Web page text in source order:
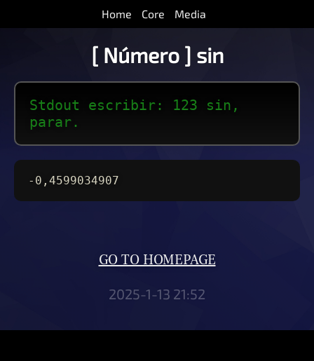
Home Core Media
[ Número ] sin
Stdout escribir: 123 sin,
parar.
-0,4599034907
GO TO HOMEPAGE
2025-1-13 21:52